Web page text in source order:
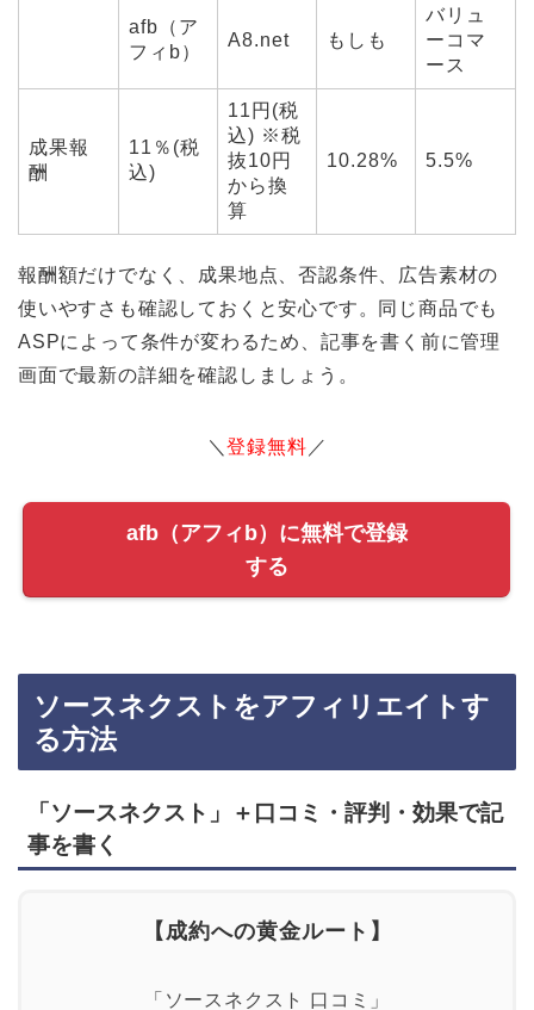
afb（ア
フィb）
A8.net もしも
バリュ
ーコマ
ース
成果報
酬
11％(税
込)
11円(税
込) ※税
抜10円
から換
算
10.28% 5.5%
報酬額だけでなく、成果地点、否認条件、広告素材の
使いやすさも確認しておくと安心です。同じ商品でも
ASPによって条件が変わるため、記事を書く前に管理
画面で最新の詳細を確認しましょう。
＼登録無料 ／
afb（アフィb）に無料で登録
する
ソースネクストをアフィリエイトす
る方法
「ソースネクスト」＋口コミ・評判・効果で記
事を書く
【成約への黄金ルート】
「ソースネクスト 口コミ」